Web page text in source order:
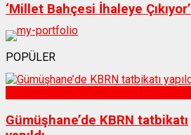
‘Millet Bahçesi İhaleye Çıkıyor’
POPÜLER
Gümüşhane’de KBRN tatbikatı